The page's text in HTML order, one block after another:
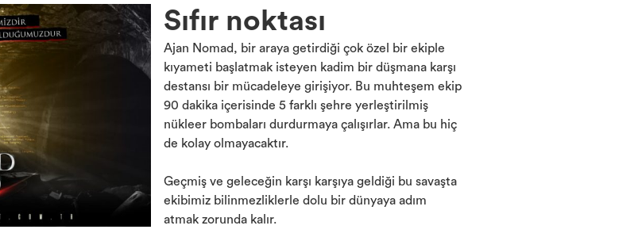
Sıfır noktası
Ajan Nomad, bir araya getirdiği çok özel bir ekiple
kıyameti başlatmak isteyen kadim bir düşmana karşı
destansı bir mücadeleye girişiyor. Bu muhteşem ekip
90 dakika içerisinde 5 farklı şehre yerleştirilmiş
nükleer bombaları durdurmaya çalışırlar. Ama bu hiç
de kolay olmayacaktır.
Geçmiş ve geleceğin karşı karşıya geldiği bu savaşta
ekibimiz bilinmezliklerle dolu bir dünyaya adım
atmak zorunda kalır.